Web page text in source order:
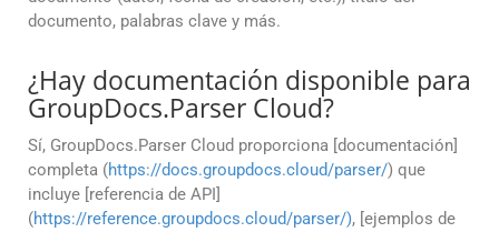
documento, palabras clave y más.
¿Hay documentación disponible para
GroupDocs.Parser Cloud?
Sí, GroupDocs.Parser Cloud proporciona [documentación]
completa (https://docs.groupdocs.cloud/parser/) que
incluye [referencia de API]
(https://reference.groupdocs.cloud/parser/), [ejemplos de